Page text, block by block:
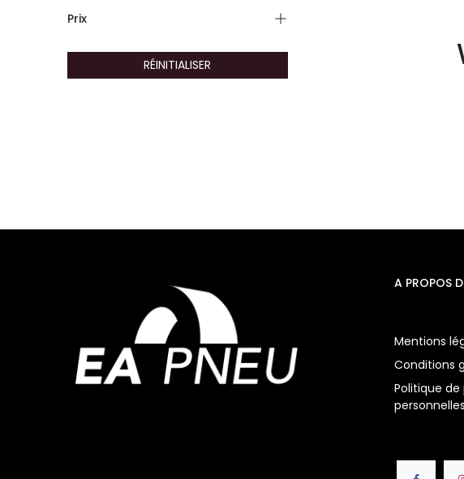
Prix
RÉINITIALISER
A PROPOS
Mentions
Conditions
Politique
personnelles